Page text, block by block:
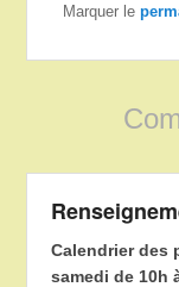
Marquer le
Calendrier des
samedi de 10h